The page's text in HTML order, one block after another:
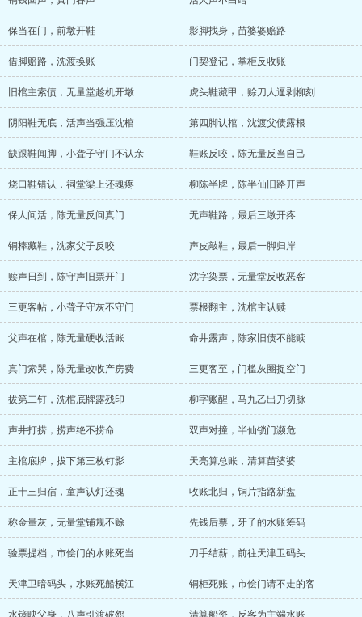
保当在门，前墩开鞋 影脚找身，苗婆婆赔路
借脚赔路，沈渡换账 门契登记，掌柜反收账
旧棺主索债，无量堂趁机开墩 虎头鞋藏甲，赊刀人逼剥柳刻
阴阳鞋无底，活声当强压沈棺 第四脚认棺，沈渡父债露根
缺跟鞋闻脚，小聋子守门不认亲 鞋账反咬，陈无量反当自己
烧口鞋错认，祠堂梁上还魂疼 柳陈半牌，陈半仙旧路开声
保人问活，陈无量反问真门 无声鞋路，最后三墩开疼
铜棒藏鞋，沈家父子反咬 声皮敲鞋，最后一脚归岸
赎声日到，陈守声旧票开门 沈字染票，无量堂反收恶客
三更客帖，小聋子守灰不守门 票根翻主，沈棺主认赎
父声在棺，陈无量硬收活账 命井露声，陈家旧债不能赎
真门索哭，陈无量改收产房费 三更客至，门槛灰圈捉空门
拔第二钉，沈棺底牌露残印 柳字账醒，马九乙出刀切脉
声井打捞，捞声绝不捞命 双声对撞，半仙锁门濒危
主棺底牌，拔下第三枚钉影 天亮算总账，清算苗婆婆
正十三归宿，童声认灯还魂 收账北归，铜片指路新盘
称金量灰，无量堂铺规不赊 先钱后票，牙子的水账筹码
验票提档，市侩门的水账死当 刀手结薪，前往天津卫码头
天津卫暗码头，水账死船横江 铜柜死账，市侩门请不走的客
水镜映父身，八声引渡破怨 清算船资，反客为主端水账